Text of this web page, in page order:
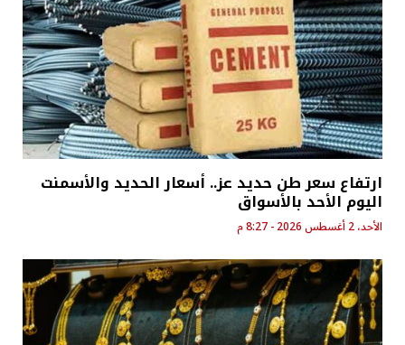
ارتفاع سعر طن حديد عز.. أسعار الحديد والأسمنت
اليوم الأحد بالأسواق
الأحد، 2 أغسطس 2026 - 8:27 م